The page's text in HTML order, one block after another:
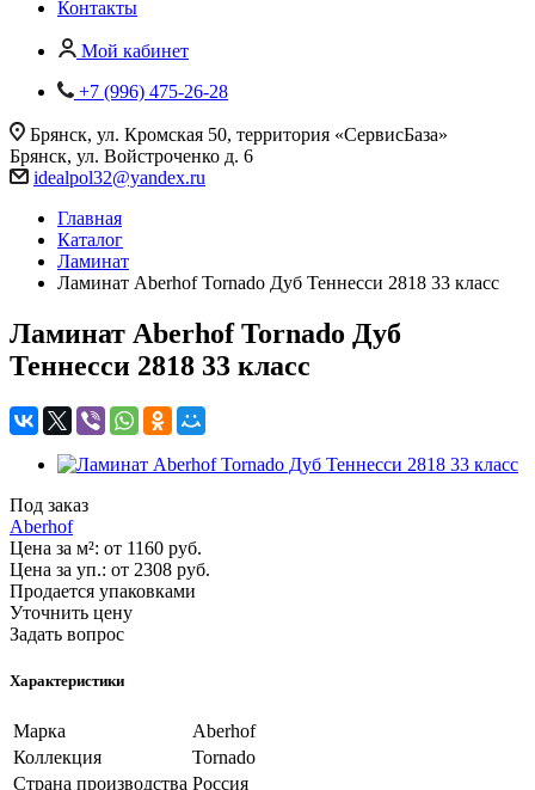
Контакты
Мой кабинет
+7 (996) 475-26-28
Брянск, ул. Кромская 50, территория «СервисБаза»
Брянск, ул. Войстроченко д. 6
idealpol32@yandex.ru
Главная
Каталог
Ламинат
Ламинат Aberhof Tornado Дуб Теннесси 2818 33 класс
Ламинат Aberhof Tornado Дуб
Теннесси 2818 33 класс
Под заказ
Aberhof
Цена за м²: от 1160 руб.
Цена за уп.: от 2308 руб.
Продается упаковками
Уточнить цену
Задать вопрос
Характеристики
Марка
Aberhof
Коллекция
Tornado
Страна производства Россия